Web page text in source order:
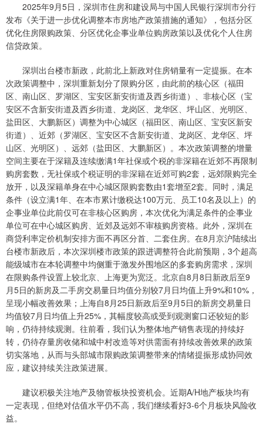
2025年9月5日，深圳市住房和建设局与中国人民银行深圳市分行
发布《关于进一步优化调整本市房地产政策措施的通知》，包括分区
优化住房限购政策、分区优化企事业单位购房政策以及优化个人住房
信贷政策。
深圳出台楼市新政，此前北上新政对住房销量有一定提振。在本
次政策调整中，深圳重新划分了限购分区，由此前的核心区（福田
区、南山区、罗湖区、宝安区新安街道及西乡街道）、非核心区（宝
安区不含新安街道及西乡街道、龙岗区、龙华区、坪山区、光明区、
盐田区、大鹏新区）调整为中心城区（福田区、南山区、宝安区新安
街道）、近郊（罗湖区、宝安区不含新安街道、龙岗区、龙华区、坪
山区、光明区）、远郊（盐田区、大鹏新区）。本次政策调整的增量
空间主要在于深籍及连续缴满1年社保或个税的非深籍在近郊不再限制
购房套数，无社保或个税证明的非深籍在近郊可购2套，远郊限购完全
放开，以及深籍单身在中心城区限购套数由1套增至2套。同时，满足
条件（设立满1年、在本市累计缴税达100万元、员工10名及以上）的
企事业单位此前仅可在非核心区购房，本次优化为满足条件的企事业
单位可在中心城区购房、近郊及远郊不审核购房资格。此外，深圳在
商贷利率定价机制安排方面不再区分首、二套住房。在8月京沪陆续出
台楼市新政后，本次深圳楼市政策的跟进调整符合此前预期，3个超高
能级城市在本轮调整中均侧重于激发外围地区的多套购房需求，深圳
在限购条件设置上较北京、上海更为宽泛。北京自8月8日新政后至9
月5日的新房及二手房交易量日均值分别较7月日均值上升9%和10%，
呈现小幅改善效果；上海自8月25日新政后至9月5日的新房交易量日
均值较7月日均值上升25%，其幅度较高或受到观测窗口还较短的影
响，仍待持续观测。往前看，我们认为整体地产销售表现的持续好
转，仍待存量房收储和城中村改造等对供需面有持续改善效果的政策
切实落地，从而与头部城市限购政策调整带来的情绪提振形成协同效
应，建议持续关注政策进展。
建议积极关注地产及物管板块投资机会。近期A/H地产板块均有
一定表现，但绝对估值水平仍不高，我们继续看好3-6个月板块风险收
益。